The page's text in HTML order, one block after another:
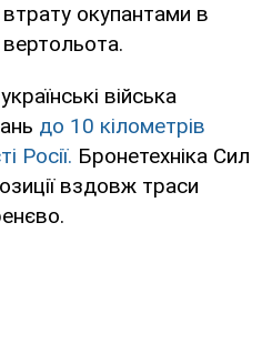
окупантами в
війська
до 10 кілометрів
Росії. Бронетехніка Сил
вздовж траси